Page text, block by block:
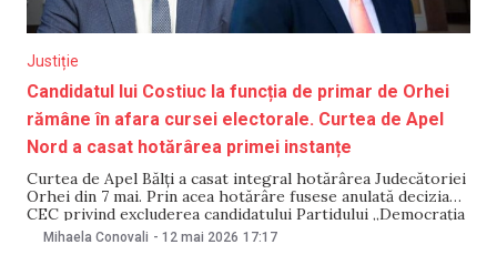
Justiție
Candidatul lui Costiuc la funcția de primar de Orhei
rămâne în afara cursei electorale. Curtea de Apel
Nord a casat hotărârea primei instanțe
Curtea de Apel Bălți a casat integral hotărârea Judecătoriei
Orhei din 7 mai. Prin acea hotărâre fusese anulată decizia
CEC privind excluderea candidatului Partidului „Democrația
Acasă”, Victor Perțu, din cursa pentru funcția de primar al
Mihaela Conovali - 12 mai 2026 17:17